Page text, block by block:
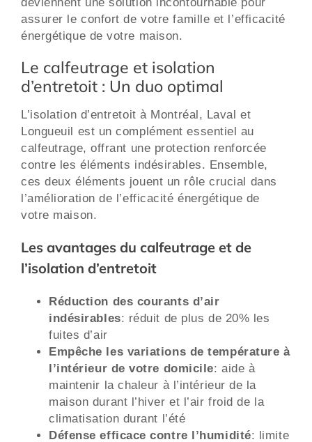
assurer le confort de votre famille et l’efficacité
énergétique de votre maison.
Le calfeutrage et isolation
d’entretoit : Un duo optimal
L’isolation d’entretoit à Montréal, Laval et
Longueuil est un complément essentiel au
calfeutrage, offrant une protection renforcée
contre les éléments indésirables. Ensemble,
ces deux éléments jouent un rôle crucial dans
l’amélioration de l’efficacité énergétique de
votre maison.
Les avantages du calfeutrage et de
l’isolation d’entretoit
Réduction des courants d’air
indésirables: réduit de plus de 20% les
fuites d’air
Empêche les variations de température à
l’intérieur de votre domicile: aide à
maintenir la chaleur à l’intérieur de la
maison durant l’hiver et l’air froid de la
climatisation durant l’été
Défense efficace contre l’humidité: limite